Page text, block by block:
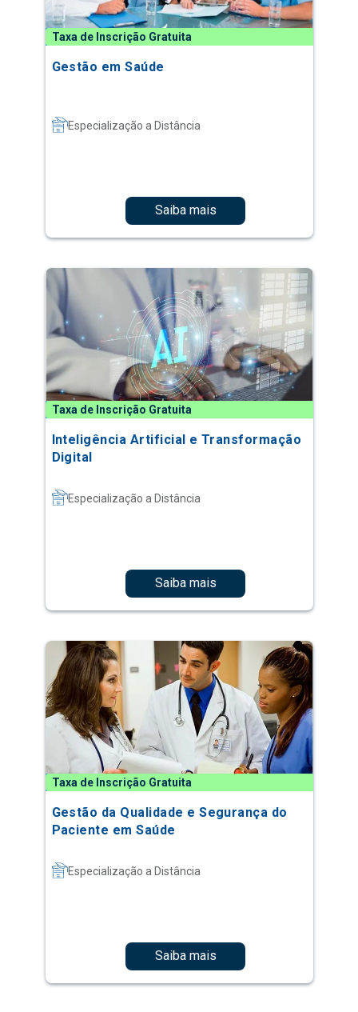
Taxa de Inscrição Gratuita
Gestão em Saúde
Especialização a Distância
Saiba mais
Taxa de Inscrição Gratuita
Inteligência Artificial e Transformação
Digital
Especialização a Distância
Saiba mais
Taxa de Inscrição Gratuita
Gestão da Qualidade e Segurança do
Paciente em Saúde
Especialização a Distância
Saiba mais